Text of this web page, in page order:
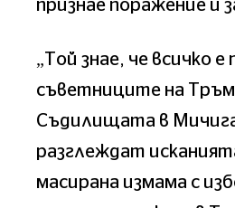
признае поражение и
„Той знае, че всичко
съветниците на
Съдилищата в
разглеждат
масирана измама с